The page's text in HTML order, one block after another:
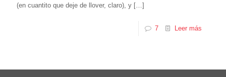
(en cuantito que deje de llover, claro), y […]
7 Leer más